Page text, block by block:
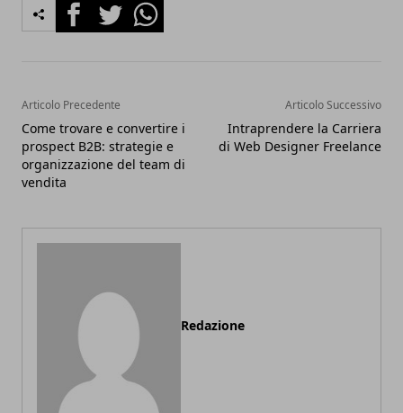
FacebookTwitterWhatsapp
Articolo Precedente
Come trovare e convertire i
prospect B2B: strategie e
organizzazione del team di
vendita
Articolo Successivo
Intraprendere la Carriera
di Web Designer Freelance
Redazione